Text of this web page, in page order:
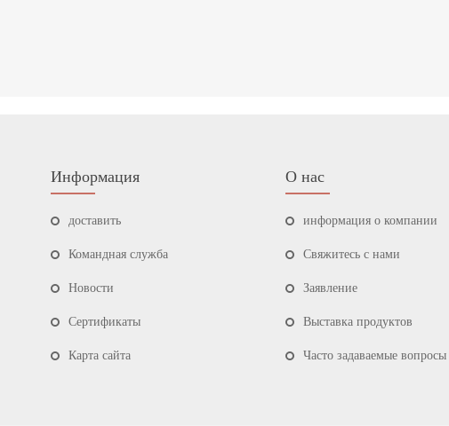
Информация
доставить
Командная служба
Hовости
Сертификаты
Карта сайта
О нас
информация о компании
Свяжитесь с нами
Заявление
Выставка продуктов
Часто задаваемые вопросы